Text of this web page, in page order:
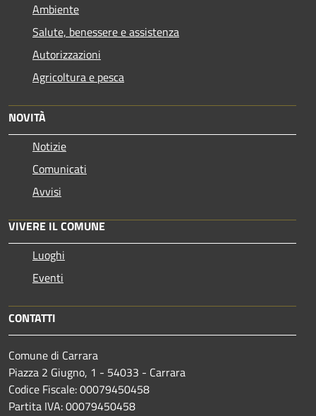
Ambiente
Salute, benessere e assistenza
Autorizzazioni
Agricoltura e pesca
NOVITÀ
Notizie
Comunicati
Avvisi
VIVERE IL COMUNE
Luoghi
Eventi
CONTATTI
Comune di Carrara
Piazza 2 Giugno, 1 - 54033 - Carrara
Codice Fiscale: 00079450458
Partita IVA: 00079450458